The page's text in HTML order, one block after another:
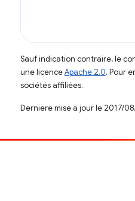
Sauf indication contraire, le
une licenceApache 2.0. Pour
sociétés affiliées.
Dernière mise à jour le 2017/